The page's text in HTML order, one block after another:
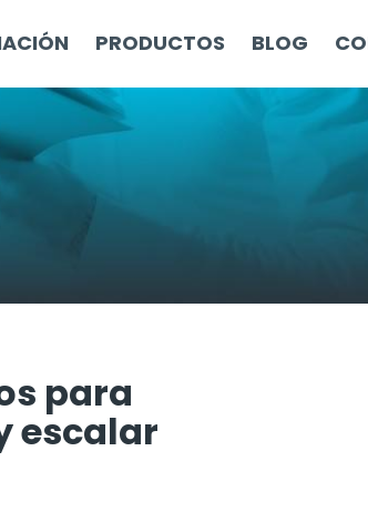
PRODUCTOS BLOG
para
escalar